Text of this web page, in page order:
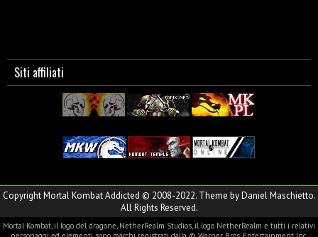
Siti affiliati
Copyright Mortal Kombat Addicted © 2008-2022. Theme by Daniel Maschietto.
All Rights Reserved.
Mortal Kombat, il logo del dragone, NetherRealm Studios, il logo NetherRealm e tutti i relativi